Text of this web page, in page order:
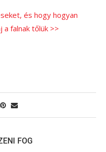
és hogy hogyan
a falnak tőlük >>
FOG